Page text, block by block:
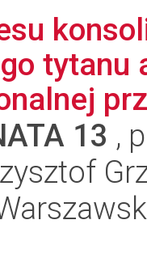
tytanu
13 ,